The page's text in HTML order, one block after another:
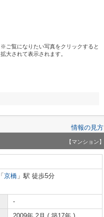
※ご覧になりたい写真をクリックすると
拡大されて表示されます。
情報の見方
【マンション】
「 京橋 」駅 徒歩5分
-